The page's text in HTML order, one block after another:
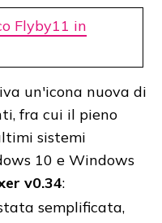
Flyby11 in
un'icona nuova di
fra cui il pieno
sistemi
10 e Windows
v0.34:
semplificata,